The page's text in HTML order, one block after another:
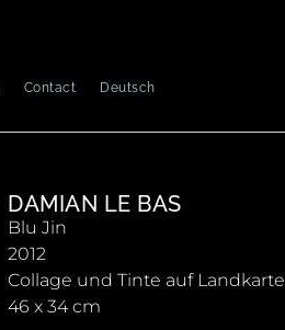
Contact Deutsch
DAMIAN LE BAS
Blu Jin
2012
Collage und Tinte auf Landkarte
46 x 34 cm